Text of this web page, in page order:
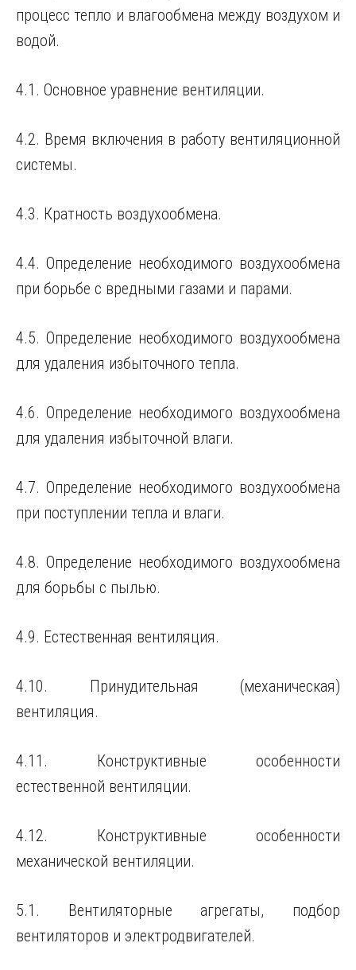
процесс тепло и влагообмена между воздухом и
водой.
4.1. Основное уравнение вентиляции.
4.2. Время включения в работу вентиляционной
системы.
4.3. Кратность воздухообмена.
4.4. Определение необходимого воздухообмена
при борьбе с вредными газами и парами.
4.5. Определение необходимого воздухообмена
для удаления избыточного тепла.
4.6. Определение необходимого воздухообмена
для удаления избыточной влаги.
4.7. Определение необходимого воздухообмена
при поступлении тепла и влаги.
4.8. Определение необходимого воздухообмена
для борьбы с пылью.
4.9. Естественная вентиляция.
4.10. Принудительная (механическая)
вентиляция.
4.11. Конструктивные особенности
естественной вентиляции.
4.12. Конструктивные особенности
механической вентиляции.
5.1. Вентиляторные агрегаты, подбор
вентиляторов и электродвигателей.